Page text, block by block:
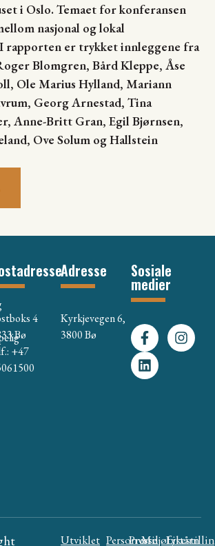
i Oslo. Temaet for konferansen
nasjonal og lokal
er trykket innleggene fra
Blomgren, Bård Kleppe, Åse
Ole Marius Hylland, Mariann
Georg Arnestad, Tina
Anne-Britt Gran, Egil Bjørnsen,
Ove Solum og Hallstein
4
Bø
+47
Adresse
Kyrkjevegen 6,
3800 Bø
Sosiale
medier
Utviklet Personvern
Presse
Miljøfyrtårn